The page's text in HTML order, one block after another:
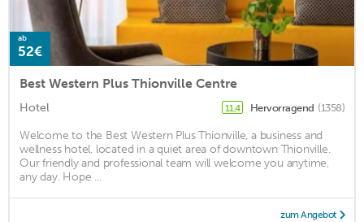
ab
52€
Best Western Plus Thionville Centre
Hotel 11,4 Hervorragend (1358)
Welcome to the Best Western Plus Thionville, a business and
wellness hotel, located in a quiet area of downtown Thionville.
Our friendly and professional team will welcome you anytime,
any day. Hope ...
zum Angebot